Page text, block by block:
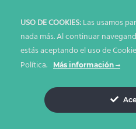
© Copyright 2026. Todos los
Políticas de Uso y Privacidad
USO DE COOKIES:Las usamos
nada más. Al continuar
estás aceptando el uso de
Política.
Más información